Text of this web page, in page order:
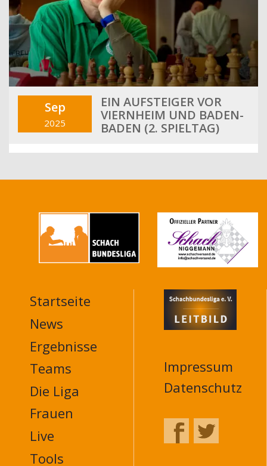
Sep
2025
EIN AUFSTEIGER VOR
VIERNHEIM UND BADEN-
BADEN (2. SPIELTAG)
MAIN
NAVIGATION
FOOTER
Startseite
News
Ergebnisse
Teams
Die Liga
Frauen
Live
Tools
Impressum
Datenschutz